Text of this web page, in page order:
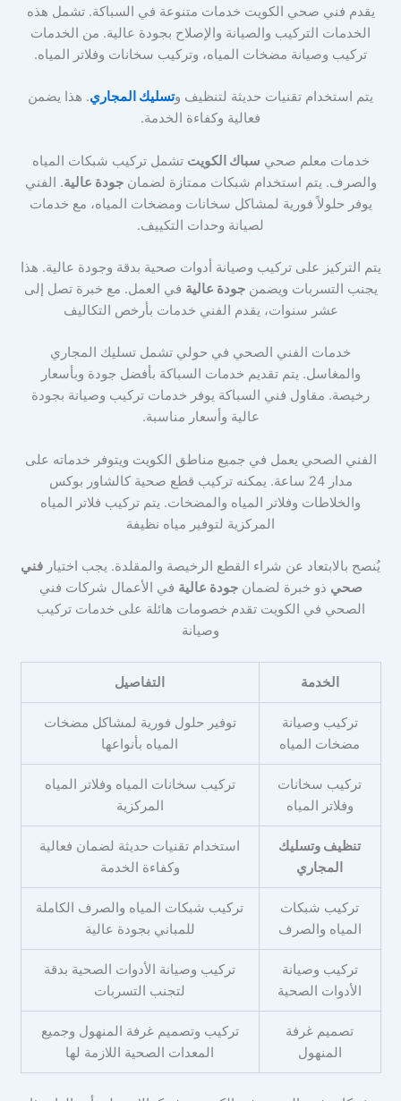
يقدم فني صحي الكويت خدمات متنوعة في السباكة. تشمل هذه
الخدمات التركيب والصيانة والإصلاح بجودة عالية. من الخدمات
تركيب وصيانة مضخات المياه، وتركيب سخانات وفلاتر المياه.
يتم استخدام تقنيات حديثة لتنظيف وتسليك المجاري. هذا يضمن
فعالية وكفاءة الخدمة.
خدمات معلم صحي سباك الكويت تشمل تركيب شبكات المياه
والصرف. يتم استخدام شبكات ممتازة لضمانجودة عالية. الفني
يوفر حلولاً فورية لمشاكل سخانات ومضخات المياه، مع خدمات
لصيانة وحدات التكييف.
يتم التركيز على تركيب وصيانة أدوات صحية بدقة وجودة عالية. هذا
يجنب التسربات ويضمنجودة عالية في العمل. مع خبرة تصل إلى
عشر سنوات، يقدم الفني خدمات بأرخص التكاليف
خدمات الفني الصحي في حولي تشمل تسليك المجاري
والمغاسل. يتم تقديم خدمات السباكة بأفضل جودة وبأسعار
رخيصة. مقاول فني السباكة يوفر خدمات تركيب وصيانة بجودة
عالية وأسعار مناسبة.
الفني الصحي يعمل في جميع مناطق الكويت ويتوفر خدماته على
مدار 24 ساعة. يمكنه تركيب قطع صحية كالشاور بوكس
والخلاطات وفلاتر المياه والمضخات. يتم تركيب فلاتر المياه
المركزية لتوفير مياه نظيفة
يُنصح بالابتعاد عن شراء القطع الرخيصة والمقلدة. يجب اختيار فني
صحي ذو خبرة لضمانجودة عالية في الأعمال شركات فني
الصحي في الكويت تقدم خصومات هائلة على خدمات تركيب
وصيانة
الخدمة التفاصيل
تركيب وصيانة
مضخات المياه
توفير حلول فورية لمشاكل مضخات
المياه بأنواعها
تركيب سخانات
وفلاتر المياه
تركيب سخانات المياه وفلاتر المياه
المركزية
تنظيف وتسليك
المجاري
استخدام تقنيات حديثة لضمان فعالية
وكفاءة الخدمة
تركيب شبكات
المياه والصرف
تركيب شبكات المياه والصرف الكاملة
للمباني بجودة عالية
تركيب وصيانة
الأدوات الصحية
تركيب وصيانة الأدوات الصحية بدقة
لتجنب التسربات
تصميم غرفة
المنهول
تركيب وتصميم غرفة المنهول وجميع
المعدات الصحية اللازمة لها